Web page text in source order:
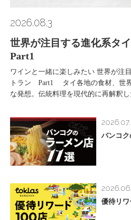
2026.08.3
世界が注目する進化系タ
Part1
ワインと一緒に楽しみたい 世界が注
トラン Part1 タイ各地の食材、世
な発想。伝統料理を現代的に再解釈
バンコク
優待リワ